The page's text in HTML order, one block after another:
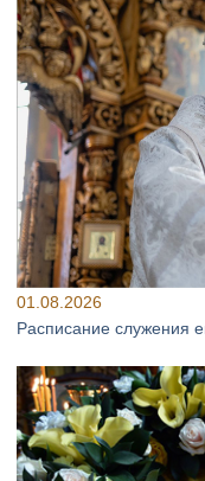
01.08.2026
Расписание служения